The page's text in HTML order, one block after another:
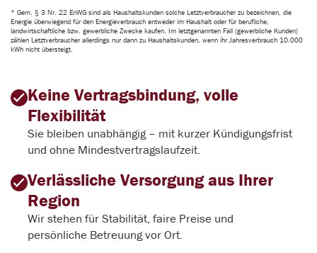
* Gem. § 3 Nr. 22 EnWG sind als Haushaltskunden solche Letztverbraucher zu bezeichnen, die
Energie überwiegend für den Energieverbrauch entweder im Haushalt oder für berufliche,
landwirtschaftliche bzw. gewerbliche Zwecke kaufen. Im letztgenannten Fall (gewerbliche Kunden)
zählen Letztverbraucher allerdings nur dann zu Haushaltskunden, wenn ihr Jahresverbrauch 10.000
kWh nicht übersteigt.
Keine Vertragsbindung, volle
Flexibilität
Sie bleiben unabhängig – mit kurzer Kündigungsfrist
und ohne Mindestvertragslaufzeit.
Verlässliche Versorgung aus Ihrer
Region
Wir stehen für Stabilität, faire Preise und
persönliche Betreuung vor Ort.